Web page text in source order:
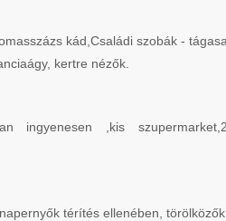
kád,Családi szobák -
kertre nézők.
ingyenesen ,kis
térítés ellenében, törölközők